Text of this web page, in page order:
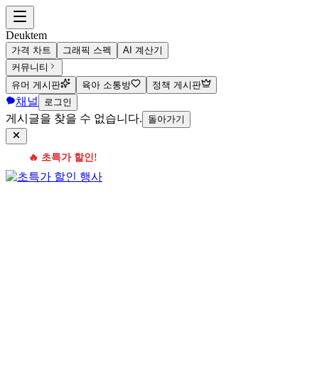
Deuktem
가격 차트 그래픽 스펙
AI 계산기
커뮤니티
유머 게시판
육아 소통방 정책 게시판
채널 로그인
게시글을 찾을 수 없습니다. 돌아가기
🔥 초특가 할인!